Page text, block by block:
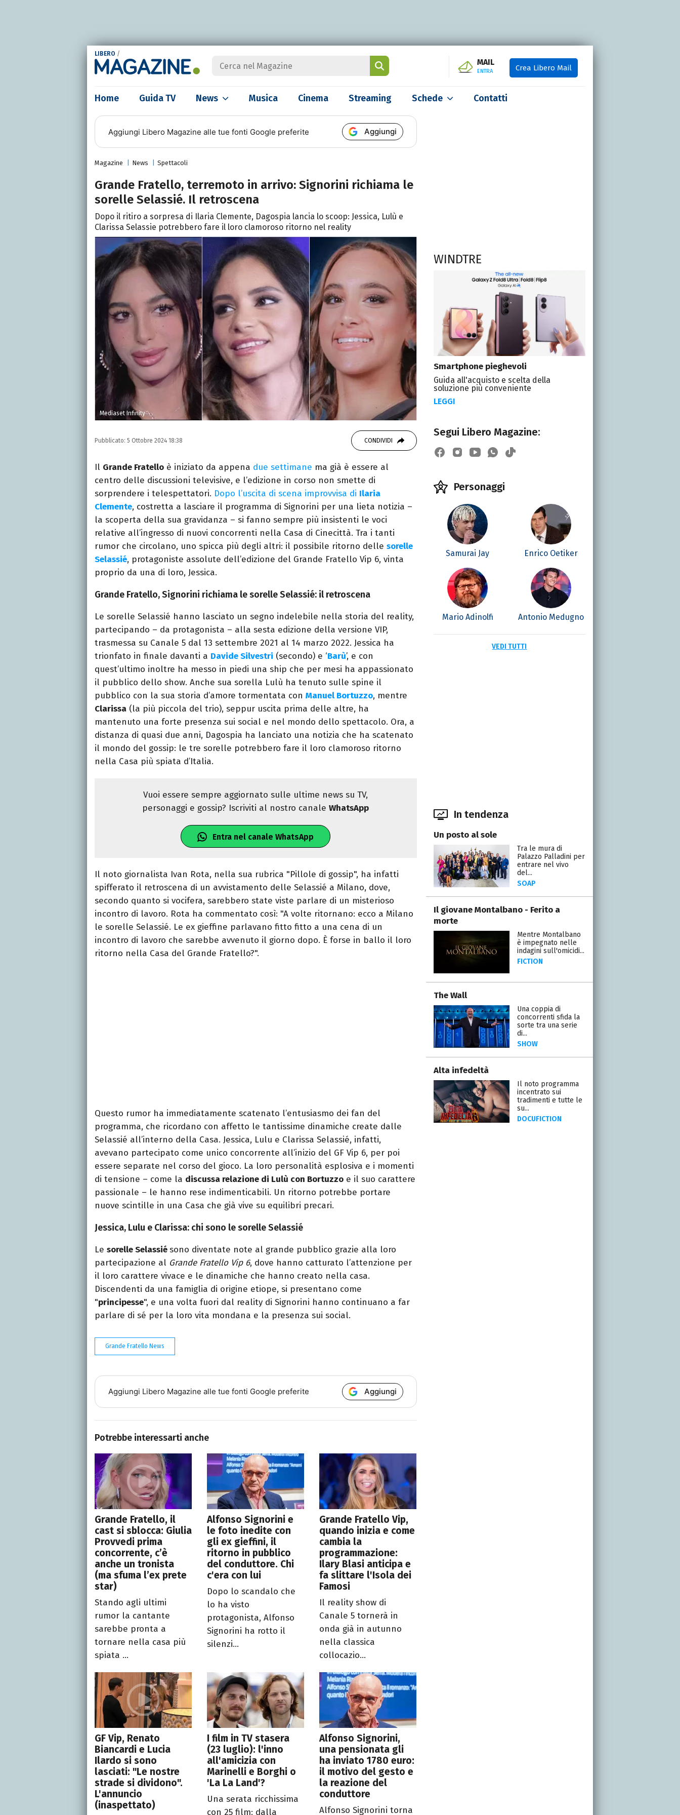
LIBERO /
MAIL
ENTRA Crea Libero Mail
Home Guida TV News Musica Cinema Streaming Schede Contatti
Aggiungi Libero Magazine alle tue fonti Google preferite Aggiungi
Magazine News Spettacoli
Grande Fratello, terremoto in arrivo: Signorini richiama le
sorelle Selassié. Il retroscena
Dopo il ritiro a sorpresa di Ilaria Clemente, Dagospia lancia lo scoop: Jessica, Lulù e
Clarissa Selassie potrebbero fare il loro clamoroso ritorno nel reality
Mediaset Infinity
Pubblicato: 5 Ottobre 2024 18:38 CONDIVIDI
Il Grande Fratello è iniziato da appena due settimane ma già è essere al
centro delle discussioni televisive, e l’edizione in corso non smette di
sorprendere i telespettatori. Dopo l’uscita di scena improvvisa di Ilaria
Clemente, costretta a lasciare il programma di Signorini per una lieta notizia –
la scoperta della sua gravidanza – si fanno sempre più insistenti le voci
relative all’ingresso di nuovi concorrenti nella Casa di Cinecittà. Tra i tanti
rumor che circolano, uno spicca più degli altri: il possibile ritorno delle sorelle
Selassié, protagoniste assolute dell’edizione del Grande Fratello Vip 6, vinta
proprio da una di loro, Jessica.
Grande Fratello, Signorini richiama le sorelle Selassié: il retroscena
Le sorelle Selassié hanno lasciato un segno indelebile nella storia del reality,
partecipando – da protagonista – alla sesta edizione della versione VIP,
trasmessa su Canale 5 dal 13 settembre 2021 al 14 marzo 2022. Jessica ha
trionfato in finale davanti a Davide Silvestri (secondo) e ‘Barù’, e con
quest’ultimo inoltre ha messo in piedi una ship che per mesi ha appassionato
il pubblico dello show. Anche sua sorella Lulù ha tenuto sulle spine il
pubblico con la sua storia d’amore tormentata con Manuel Bortuzzo, mentre
Clarissa (la più piccola del trio), seppur uscita prima delle altre, ha
mantenuto una forte presenza sui social e nel mondo dello spettacolo. Ora, a
distanza di quasi due anni, Dagospia ha lanciato una notizia che ha scatenato
il mondo del gossip: le tre sorelle potrebbero fare il loro clamoroso ritorno
nella Casa più spiata d’Italia.
Vuoi essere sempre aggiornato sulle ultime news su TV,
personaggi e gossip? Iscriviti al nostro canaleWhatsApp
Entra nel canale WhatsApp
Il noto giornalista Ivan Rota, nella sua rubrica "Pillole di gossip", ha infatti
spifferato il retroscena di un avvistamento delle Selassié a Milano, dove,
secondo quanto si vocifera, sarebbero state viste parlare di un misterioso
incontro di lavoro. Rota ha commentato così: "A volte ritornano: ecco a Milano
le sorelle Selassié. Le ex gieffine parlavano fitto fitto a una cena di un
incontro di lavoro che sarebbe avvenuto il giorno dopo. È forse in ballo il loro
ritorno nella Casa del Grande Fratello?".
Questo rumor ha immediatamente scatenato l’entusiasmo dei fan del
programma, che ricordano con affetto le tantissime dinamiche create dalle
Selassié all’interno della Casa. Jessica, Lulu e Clarissa Selassié, infatti,
avevano partecipato come unico concorrente all’inizio del GF Vip 6, per poi
essere separate nel corso del gioco. La loro personalità esplosiva e i momenti
di tensione – come la discussa relazione di Lulù con Bortuzzo e il suo carattere
passionale – le hanno rese indimenticabili. Un ritorno potrebbe portare
nuove scintille in una Casa che già vive su equilibri precari.
Jessica, Lulu e Clarissa: chi sono le sorelle Selassié
Le sorelle Selassiésono diventate note al grande pubblico grazie alla loro
partecipazione al Grande Fratello Vip 6, dove hanno catturato l’attenzione per
il loro carattere vivace e le dinamiche che hanno creato nella casa.
Discendenti da una famiglia di origine etiope, si presentano come
"principesse", e una volta fuori dal reality di Signorini hanno continuano a far
parlare di sé per la loro vita mondana e la presenza sui social.
Grande Fratello News
Aggiungi Libero Magazine alle tue fonti Google preferite Aggiungi
Potrebbe interessarti anche
Grande Fratello, il
cast si sblocca: Giulia
Provvedi prima
concorrente, c’è
anche un tronista
(ma sfuma l’ex prete
star)
Stando agli ultimi
rumor la cantante
sarebbe pronta a
tornare nella casa più
spiata ...
Alfonso Signorini e
le foto inedite con
gli ex gieffini, il
ritorno in pubblico
del conduttore. Chi
c'era con lui
Dopo lo scandalo che
lo ha visto
protagonista, Alfonso
Signorini ha rotto il
silenzi...
Grande Fratello Vip,
quando inizia e come
cambia la
programmazione:
Ilary Blasi anticipa e
fa slittare l'Isola dei
Famosi
Il reality show di
Canale 5 tornerà in
onda già in autunno
nella classica
collocazio...
GF Vip, Renato
Biancardi e Lucia
Ilardo si sono
lasciati: "Le nostre
strade si dividono".
L'annuncio
(inaspettato)
I film in TV stasera
(23 luglio): l'inno
all'amicizia con
Marinelli e Borghi o
'La La Land'?
Una serata ricchissima
con 25 film: dalla
Alfonso Signorini,
una pensionata gli
ha inviato 1780 euro:
il motivo del gesto e
la reazione del
conduttore
Alfonso Signorini torna
WINDTRE
Smartphone pieghevoli
Guida all'acquisto e scelta della
soluzione più conveniente
LEGGI
Segui Libero Magazine:
Personaggi
Samurai Jay Enrico Oetiker
Mario Adinolfi Antonio Medugno
VEDI TUTTI
In tendenza
Un posto al sole
Tra le mura di
Palazzo Palladini per
entrare nel vivo
del...
SOAP
Il giovane Montalbano - Ferito a
morte
Mentre Montalbano
è impegnato nelle
indagini sull'omicidi...
FICTION
The Wall
Una coppia di
concorrenti sfida la
sorte tra una serie
di...
SHOW
Alta infedeltà
Il noto programma
incentrato sui
tradimenti e tutte le
su...
DOCUFICTION